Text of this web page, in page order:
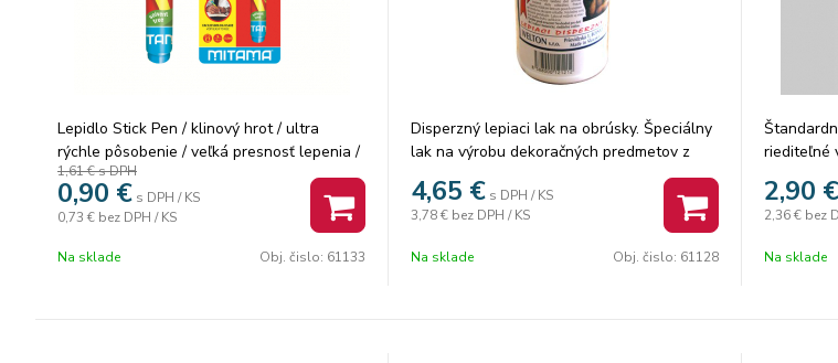
Lepidlo Stick Pen / klinový hrot / ultra
rýchle pôsobenie / veľká presnosť lepenia /
1 ks na blistri. Počet ks v balení: 12
1,61 €s DPH
0,90 € s DPH / KS
0,73 € bez DPH / KS
Na sklade Obj. čislo: 61133
Disperzný lepiaci lak na obrúsky. Špeciálny
lak na výrobu dekoračných predmetov z
vrchných farebných vrstiev papierových
obrúskov, ktoré pomocou ...
4,65 € s DPH / KS
3,78 € bez DPH / KS
Na sklade Obj. čislo: 61128
riediteľné
textil a
24 ks.
2,90 €
2,36 € bez
Na sklade